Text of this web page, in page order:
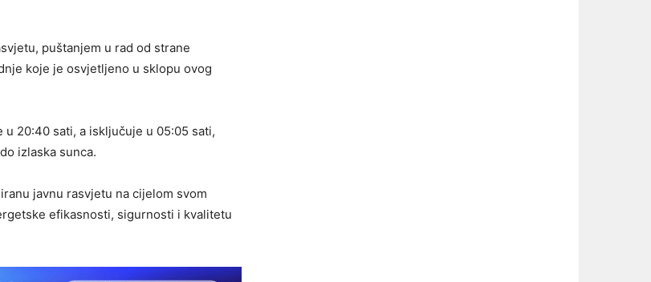
puštanjem u rad od strane
koje je osvjetljeno u sklopu ovog
20:40 sati, a isključuje u 05:05 sati,
izlaska sunca.
javnu rasvjetu na cijelom svom
efikasnosti, sigurnosti i kvalitetu